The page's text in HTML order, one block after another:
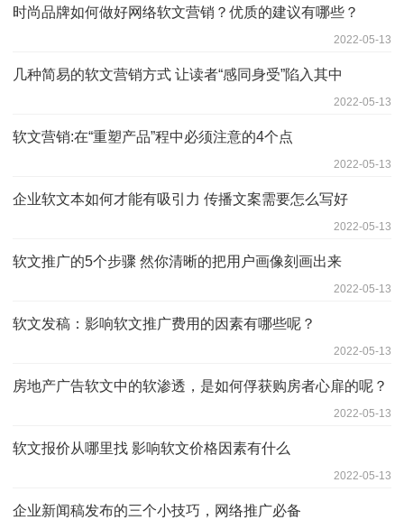
时尚品牌如何做好网络软文营销？优质的建议有哪些？
2022-05-13
几种简易的软文营销方式 让读者“感同身受”陷入其中
2022-05-13
软文营销:在“重塑产品”程中必须注意的4个点
2022-05-13
企业软文本如何才能有吸引力 传播文案需要怎么写好
2022-05-13
软文推广的5个步骤 然你清晰的把用户画像刻画出来
2022-05-13
软文发稿：影响软文推广费用的因素有哪些呢？
2022-05-13
房地产广告软文中的软渗透，是如何俘获购房者心扉的呢？
2022-05-13
软文报价从哪里找 影响软文价格因素有什么
2022-05-13
企业新闻稿发布的三个小技巧，网络推广必备